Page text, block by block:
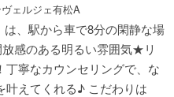
ェルジェ有松A
は、駅から車で8分の閑静な場
感のある明るい雰囲気★リ
寧なカウンセリングで、な
叶えてくれる♪ こだわりは